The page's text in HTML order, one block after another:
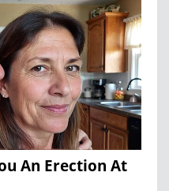
An Erection At